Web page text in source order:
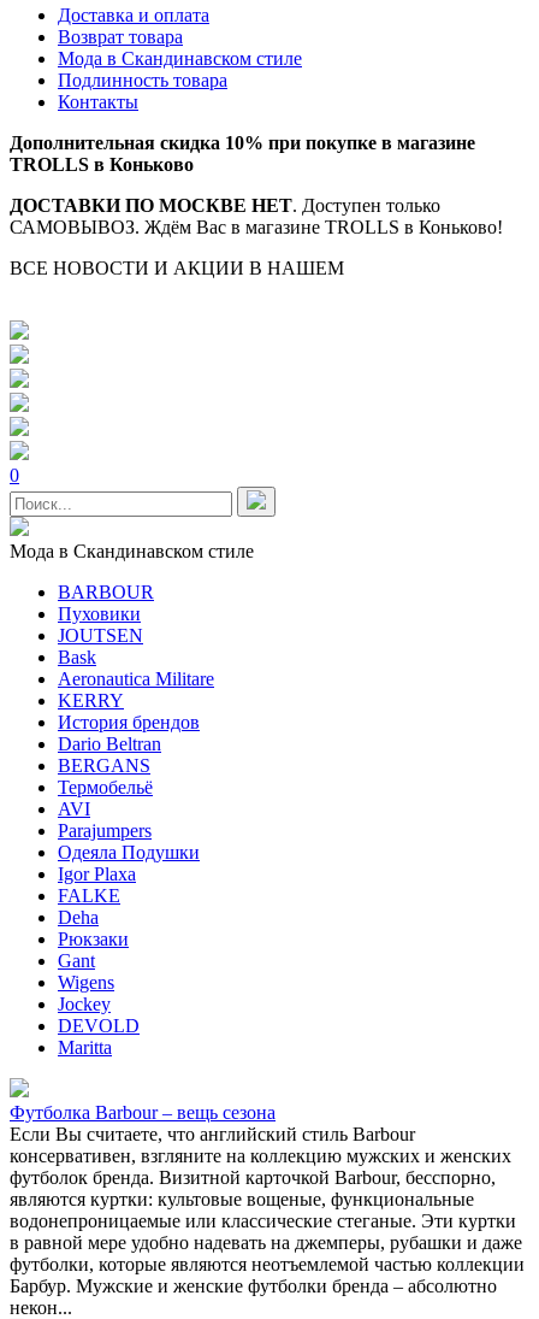
Доставка и оплата
Возврат товара
Мода в Скандинавском стиле
Подлинность товара
Контакты
Дополнительная скидка 10% при покупке в магазине
TROLLS в Коньково
ДОСТАВКИ ПО МОСКВЕ НЕТ. Доступен только
САМОВЫВОЗ. Ждём Вас в магазине TROLLS в Коньково!
ВСЕ НОВОСТИ И АКЦИИ В НАШЕМ
0
Мода в Скандинавском стиле
BARBOUR
Пуховики
JOUTSEN
Bask
Aeronautica Militare
KERRY
История брендов
Dario Beltran
BERGANS
Термобельё
AVI
Parajumpers
Одеяла Подушки
Igor Plaxa
FALKE
Deha
Рюкзаки
Gant
Wigens
Jockey
DEVOLD
Maritta
Футболка Barbour – вещь сезона
Если Вы считаете, что английский стиль Barbour
консервативен, взгляните на коллекцию мужских и женских
футболок бренда. Визитной карточкой Barbour, бесспорно,
являются куртки: культовые вощеные, функциональные
водонепроницаемые или классические стеганые. Эти куртки
в равной мере удобно надевать на джемперы, рубашки и даже
футболки, которые являются неотъемлемой частью коллекции
Барбур. Мужские и женские футболки бренда – абсолютно
некон...